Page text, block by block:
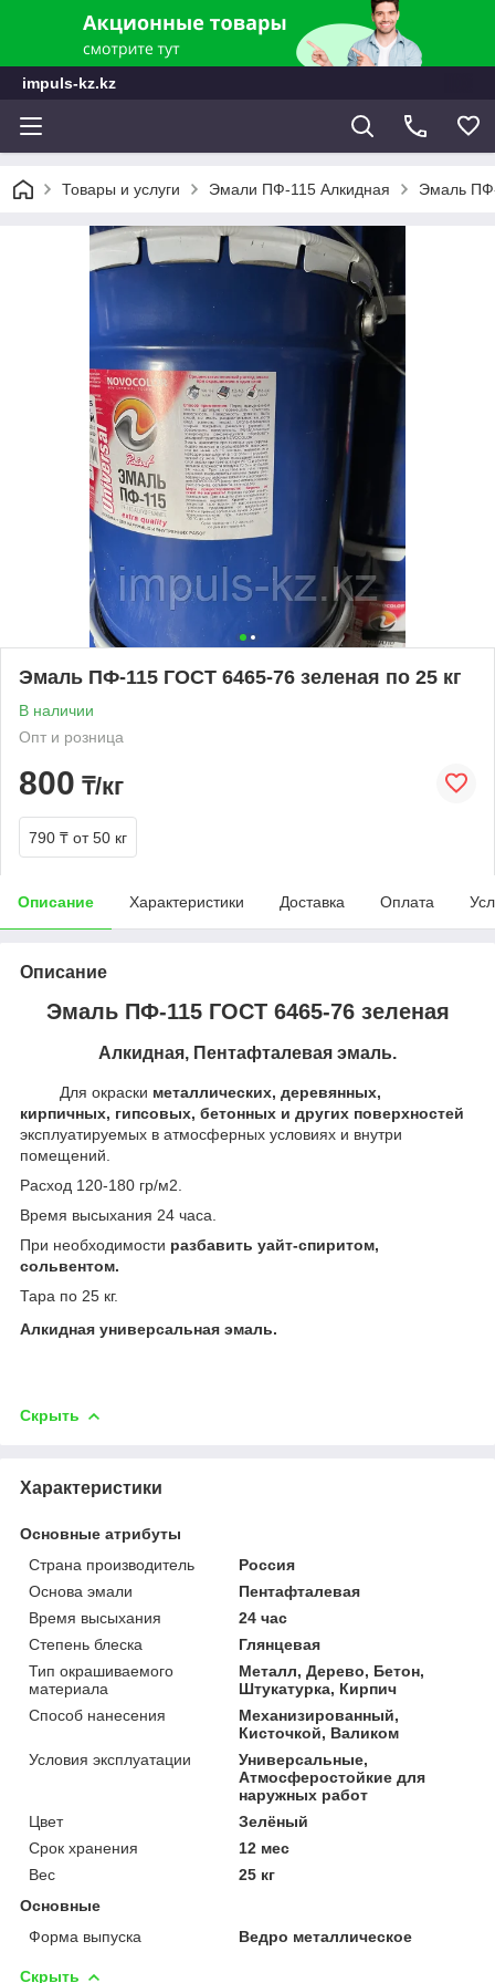
impuls-kz.kz
Товары и услуги Эмали ПФ-115 Алкидная Эмаль
Эмаль ПФ-115 ГОСТ 6465-76 зеленая по 25 кг
В наличии
Опт и розница
800 ₸/кг
790 ₸ от 50 кг
Описание Характеристики Доставка Оплата
Описание
Эмаль ПФ-115 ГОСТ 6465-76 зеленая
Алкидная, Пентафталевая эмаль.
Для окраски металлических, деревянных,
кирпичных, гипсовых, бетонных и других поверхностей
эксплуатируемых в атмосферных условиях и внутри
помещений.
Расход 120-180 гр/м2.
Время высыхания 24 часа.
При необходимости разбавить уайт-спиритом,
сольвентом.
Тара по 25 кг.
Алкидная универсальная эмаль.
Скрыть
Характеристики
Основные атрибуты
Страна производитель
Россия
Основа эмали
Пентафталевая
Время высыхания
24 час
Степень блеска
Глянцевая
Тип окрашиваемого
материала
Металл, Дерево, Бетон,
Штукатурка, Кирпич
Способ нанесения
Механизированный,
Кисточкой, Валиком
Условия эксплуатации
Универсальные,
Атмосферостойкие для
наружных работ
Цвет
Зелёный
Срок хранения
12 мес
Вес
25 кг
Основные
Форма выпуска
Ведро металлическое
Скрыть